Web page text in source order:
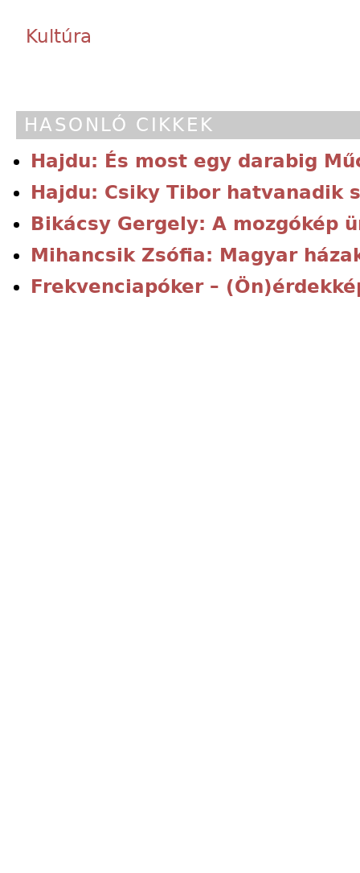
Kultúra
HASONLÓ CIKKEK
Hajdu: És most egy darabig
Hajdu: Csiky Tibor hatvanadik
Bikácsy Gergely: A mozgókép
Mihancsik Zsófia: Magyar
Frekvenciapóker –